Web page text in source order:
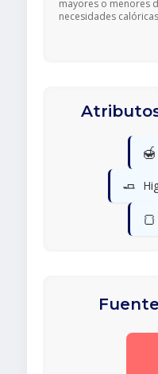
mayores o menores
necesidades
🍯
🧈
🍞